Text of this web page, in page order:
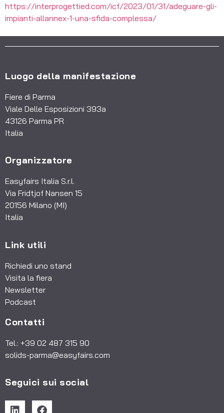
https://interprogettied.com/icf/2023/01/31/adeguare-gli-
impianti-allannex-1-una-sfida-complessa/
Luogo della manifestazione
Fiere di Parma
Viale Delle Esposizioni 393a
43126 Parma PR
Italia
Organizzatore
Easyfairs Italia S.r.l.
Via Fridtjof Nansen 15
20156 Milano (MI)
Italia
Link utili
Richiedi uno stand
Visita la fiera
Newsletter
Podcast
Contatti
Tel.: +39 02 487 315 90
solids-parma@easyfairs.com
Seguici sui social